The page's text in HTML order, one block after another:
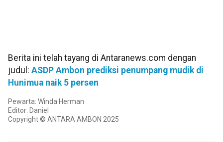
Berita ini telah tayang di Antaranews.com dengan
judul: ASDP Ambon prediksi penumpang mudik di
Hunimua naik 5 persen
Pewarta: Winda Herman
Editor: Daniel
Copyright © ANTARA AMBON 2025